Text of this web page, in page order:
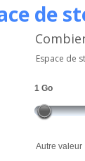
de
Espace de
1 Go
Autre valeur